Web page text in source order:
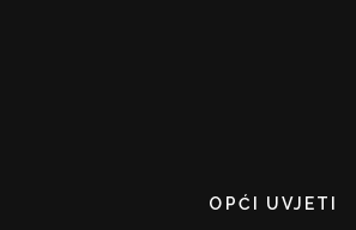
OPĆI UVJETI